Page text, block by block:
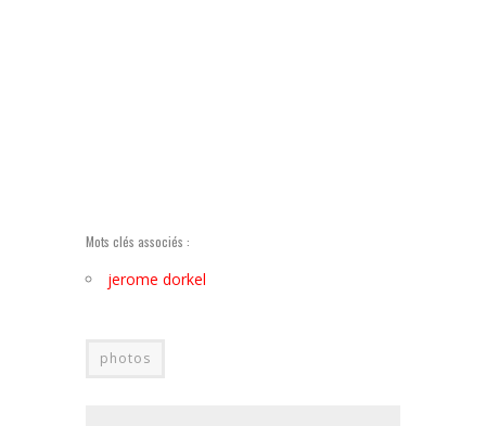
Mots clés associés :
jerome dorkel
photos